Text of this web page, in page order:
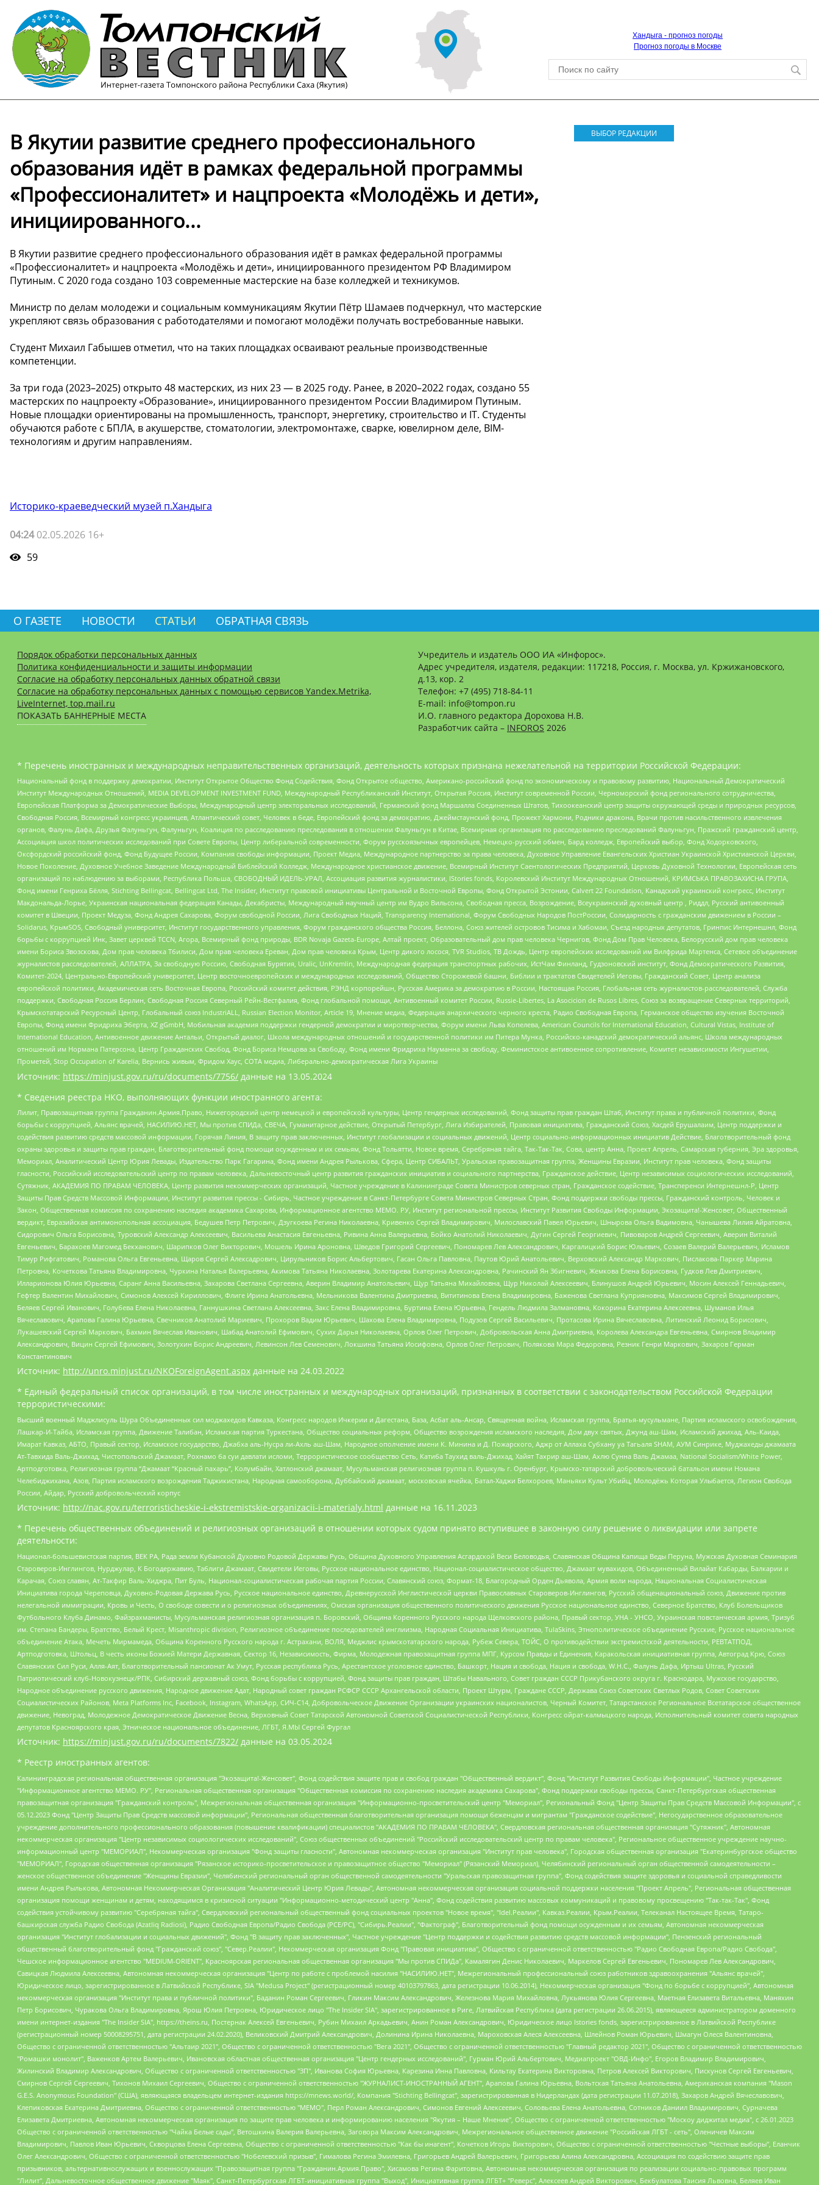
Хандыга - прогноз погоды
Прогноз погоды в Москве
В Якутии развитие среднего профессионального
образования идёт в рамках федеральной программы
«Профессионалитет» и нацпроекта «Молодёжь и дети»,
инициированного...
В Якутии развитие среднего профессионального образования идёт в рамках федеральной программы
«Профессионалитет» и нацпроекта «Молодёжь и дети», инициированного президентом РФ Владимиром
Путиным. С 2020 года создано 103 современные мастерские на базе колледжей и техникумов.
Министр по делам молодежи и социальным коммуникациям Якутии Пётр Шамаев подчеркнул, что мастерские
укрепляют связь образования с работодателями и помогают молодёжи получать востребованные навыки.
Студент Михаил Габышев отметил, что на таких площадках осваивают реальные производственные
компетенции.
За три года (2023–2025) открыто 48 мастерских, из них 23 — в 2025 году. Ранее, в 2020–2022 годах, создано 55
мастерских по нацпроекту «Образование», инициированного президентом России Владимиром Путиным.
Новые площадки ориентированы на промышленность, транспорт, энергетику, строительство и IT. Студенты
обучаются работе с БПЛА, в акушерстве, стоматологии, электромонтаже, сварке, ювелирном деле, BIM-
технологиям и другим направлениям.
Историко-краеведческий музей п.Хандыга
04:2402.05.2026 16+
59
ВЫБОР РЕДАКЦИИ
О ГАЗЕТЕ НОВОСТИ СТАТЬИ ОБРАТНАЯ СВЯЗЬ
Порядок обработки персональных данных
Политика конфиденциальности и защиты информации
Согласие на обработку персональных данных обратной связи
Согласие на обработку персональных данных с помощью сервисов Yandex.Metrika,
LiveInternet, top.mail.ru
ПОКАЗАТЬ БАННЕРНЫЕ МЕСТА
Учредитель и издатель ООО ИА «Инфорос».
Адрес учредителя, издателя, редакции: 117218, Россия, г. Москва, ул. Кржижановского,
д.13, кор. 2
Телефон: +7 (495) 718-84-11
E-mail: info@tompon.ru
И.О. главного редактора Дорохова Н.В.
Разработчик сайта – INFOROS 2026
* Перечень иностранных и международных неправительственных организаций, деятельность которых признана нежелательной на территории Российской Федерации:
Национальный фонд в поддержку демократии, Институт Открытое Общество Фонд Содействия, Фонд Открытое общество, Американо-российский фонд по экономическому и правовому развитию, Национальный Демократический
Институт Международных Отношений, MEDIA DEVELOPMENT INVESTMENT FUND, Международный Республиканский Институт, Открытая Россия, Институт современной России, Черноморский фонд регионального сотрудничества,
Европейская Платформа за Демократические Выборы, Международный центр электоральных исследований, Германский фонд Маршалла Соединенных Штатов, Тихоокеанский центр защиты окружающей среды и природных ресурсов,
Свободная Россия, Всемирный конгресс украинцев, Атлантический совет, Человек в беде, Европейский фонд за демократию, Джеймстаунский фонд, Прожект Хармони, Родники дракона, Врачи против насильственного извлечения
органов, Фалунь Дафа, Друзья Фалуньгун, Фалуньгун, Коалиция по расследованию преследования в отношении Фалуньгун в Китае, Всемирная организация по расследованию преследований Фалуньгун, Пражский гражданский центр,
Ассоциация школ политических исследований при Совете Европы, Центр либеральной современности, Форум русскоязычных европейцев, Немецко-русский обмен, Бард колледж, Европейский выбор, Фонд Ходорковского,
Оксфордский российский фонд, Фонд Будущее России, Компания свободы информации, Проект Медиа, Международное партнерство за права человека, Духовное Управление Евангельских Христиан Украинской Христианской Церкви,
Новое Поколение, Духовное Учебное Заведение Международный Библейский Колледж, Международное христианское движение, Всемирный Институт Саентологических Предприятий, Церковь Духовной Технологии, Европейская сеть
организаций по наблюдению за выборами, Республика Польша, СВОБОДНЫЙ ИДЕЛЬ-УРАЛ, Ассоциация развития журналистики, IStories fonds, Королевский Институт Международных Отношений, КРИМСЬКА ПРАВОЗАХИСНА ГРУПА,
Фонд имени Генриха Бёлля, Stichting Bellingcat, Bellingcat Ltd, The Insider, Институт правовой инициативы Центральной и Восточной Европы, Фонд Открытой Эстонии, Calvert 22 Foundation, Канадский украинский конгресс, Институт
Макдональда-Лорье, Украинская национальная федерация Канады, Декабристы, Международный научный центр им Вудро Вильсона, Свободная пресса, Возрождение, Всеукраинский духовный центр , Риддл, Русский антивоенный
комитет в Швеции, Проект Медуза, Фонд Андрея Сахарова, Форум свободной России, Лига Свободных Наций, Transparеncy International, Форум Свободных Народов ПостРоссии, Солидарность с гражданским движением в России –
Solidarus, КрымSOS, Свободный университет, Институт государственного управления, Форум гражданского общества Россия, Беллона, Союз жителей островов Тисима и Хабомаи, Съезд народных депутатов, Гринпис Интернешнл, Фонд
борьбы с коррупцией Инк, Завет церквей TCCN, Агора, Всемирный фонд природы, BDR Novaja Gazeta-Europe, Алтай проект, Образовательный дом прав человека Чернигов, Фонд Дом Прав Человека, Белорусский дом прав человека
имени Бориса Звозскова, Дом прав человека Тбилиси, Дом прав человека Ереван, Дом прав человека Крым, Центр дикого лосося, TVR Studios, ТВ Дождь, Центр европейских исследований им Вилфрида Мартенса, Сетевое объединение
журналистов расследователей, АЛЛАТРА, За свободную Россию, Свободная Бурятия, Uralic, UnKremlin, Международная федерация транспортных рабочих, ИстЧам Финланд, Гудзоновский институт, Фонд Демократического Развития,
Комитет-2024, Центрально-Европейский университет, Центр восточноевропейских и международных исследований, Общество Сторожевой башни, Библии и трактатов Свидетелей Иеговы, Гражданский Совет, Центр анализа
европейской политики, Академическая сеть Восточная Европа, Российский комитет действия, РЭНД корпорейшн, Русская Америка за демократию в России, Настоящая Россия, Глобальная сеть журналистов-расследователей, Служба
поддержки, Свободная Россия Берлин, Свободная Россия Северный Рейн-Вестфалия, Фонд глобальной помощи, Антивоенный комитет России, Russie-Libertes, La Asocicion de Rusos Libres, Союз за возвращение Северных территорий,
Крымскотатарский Ресурсный Центр, Глобальный союз IndustriALL, Russian Election Monitor, Article 19, Мнение медиа, Федерация анархического черного креста, Радио Свободная Европа, Германское общество изучения Восточной
Европы, Фонд имени Фридриха Эберта, XZ gGmbH, Мобильная академия поддержки гендерной демократии и миротворчества, Форум имени Льва Копелева, American Councils for International Education, Cultural Vistas, Institute of
International Education, Антивоенное движение Антальи, Открытый диалог, Школа международных отношений и государственной политики им Питера Мунка, Российско-канадский демократический альянс, Школа международных
отношений им Нормана Патерсона, Центр Гражданских Свобод, Фонд Бориса Немцова за Свободу, Фонд имени Фридриха Науманна за свободу, Феминистское антивоенное сопротивление, Комитет независимости Ингушетии,
Прометей, Stop Occupation of Karelia, Вернись живым, Фридом Хаус, СОТА медиа, Либерально-демократическая Лига Украины
Источник: https://minjust.gov.ru/ru/documents/7756/ данные на 13.05.2024
* Сведения реестра НКО, выполняющих функции иностранного агента:
Лилит, Правозащитная группа Гражданин.Армия.Право, Нижегородский центр немецкой и европейской культуры, Центр гендерных исследований, Фонд защиты прав граждан Штаб, Институт права и публичной политики, Фонд
борьбы с коррупцией, Альянс врачей, НАСИЛИЮ.НЕТ, Мы против СПИДа, СВЕЧА, Гуманитарное действие, Открытый Петербург, Лига Избирателей, Правовая инициатива, Гражданский Союз, Хасдей Ерушалаим, Центр поддержки и
содействия развитию средств массовой информации, Горячая Линия, В защиту прав заключенных, Институт глобализации и социальных движений, Центр социально-информационных инициатив Действие, Благотворительный фонд
охраны здоровья и защиты прав граждан, Благотворительный фонд помощи осужденным и их семьям, Фонд Тольятти, Новое время, Серебряная тайга, Так-Так-Так, Сова, центр Анна, Проект Апрель, Самарская губерния, Эра здоровья,
Мемориал, Аналитический Центр Юрия Левады, Издательство Парк Гагарина, Фонд имени Андрея Рылькова, Сфера, Центр СИБАЛЬТ, Уральская правозащитная группа, Женщины Евразии, Институт прав человека, Фонд защиты
гласности, Российский исследовательский центр по правам человека, Дальневосточный центр развития гражданских инициатив и социального партнерства, Гражданское действие, Центр независимых социологических исследований,
Сутяжник, АКАДЕМИЯ ПО ПРАВАМ ЧЕЛОВЕКА, Центр развития некоммерческих организаций, Частное учреждение в Калининграде Совета Министров северных стран, Гражданское содействие, Трансперенси Интернешнл-Р, Центр
Защиты Прав Средств Массовой Информации, Институт развития прессы - Сибирь, Частное учреждение в Санкт-Петербурге Совета Министров Северных Стран, Фонд поддержки свободы прессы, Гражданский контроль, Человек и
Закон, Общественная комиссия по сохранению наследия академика Сахарова, Информационное агентство МЕМО. РУ, Институт региональной прессы, Институт Развития Свободы Информации, Экозащита!-Женсовет, Общественный
вердикт, Евразийская антимонопольная ассоциация, Бедушев Петр Петрович, Дзугкоева Регина Николаевна, Кривенко Сергей Владимирович, Милославский Павел Юрьевич, Шнырова Ольга Вадимовна, Чанышева Лилия Айратовна,
Сидорович Ольга Борисовна, Туровский Александр Алексеевич, Васильева Анастасия Евгеньевна, Ривина Анна Валерьевна, Бойко Анатолий Николаевич, Дугин Сергей Георгиевич, Пивоваров Андрей Сергеевич, Аверин Виталий
Евгеньевич, Барахоев Магомед Бекханович, Шарипков Олег Викторович, Мошель Ирина Ароновна, Шведов Григорий Сергеевич, Пономарев Лев Александрович, Каргалицкий Борис Юльевич, Созаев Валерий Валерьевич, Исламов
Тимур Рифгатович, Романова Ольга Евгеньевна, Щаров Сергей Алексадрович, Цирульников Борис Альбертович, Гасан Ольга Павловна, Паутов Юрий Анатольевич, Верховский Александр Маркович, Пислакова-Паркер Марина
Петровна, Кочеткова Татьяна Владимировна, Чуркина Наталья Валерьевна, Акимова Татьяна Николаевна, Золотарева Екатерина Александровна, Рачинский Ян Збигневич, Жемкова Елена Борисовна, Гудков Лев Дмитриевич,
Илларионова Юлия Юрьевна, Саранг Анна Васильевна, Захарова Светлана Сергеевна, Аверин Владимир Анатольевич, Щур Татьяна Михайловна, Щур Николай Алексеевич, Блинушов Андрей Юрьевич, Мосин Алексей Геннадьевич,
Гефтер Валентин Михайлович, Симонов Алексей Кириллович, Флиге Ирина Анатольевна, Мельникова Валентина Дмитриевна, Вититинова Елена Владимировна, Баженова Светлана Куприяновна, Максимов Сергей Владимирович,
Беляев Сергей Иванович, Голубева Елена Николаевна, Ганнушкина Светлана Алексеевна, Закс Елена Владимировна, Буртина Елена Юрьевна, Гендель Людмила Залмановна, Кокорина Екатерина Алексеевна, Шуманов Илья
Вячеславович, Арапова Галина Юрьевна, Свечников Анатолий Мариевич, Прохоров Вадим Юрьевич, Шахова Елена Владимировна, Подузов Сергей Васильевич, Протасова Ирина Вячеславовна, Литинский Леонид Борисович,
Лукашевский Сергей Маркович, Бахмин Вячеслав Иванович, Шабад Анатолий Ефимович, Сухих Дарья Николаевна, Орлов Олег Петрович, Добровольская Анна Дмитриевна, Королева Александра Евгеньевна, Смирнов Владимир
Александрович, Вицин Сергей Ефимович, Золотухин Борис Андреевич, Левинсон Лев Семенович, Локшина Татьяна Иосифовна, Орлов Олег Петрович, Полякова Мара Федоровна, Резник Генри Маркович, Захаров Герман
Константинович
Источник: http://unro.minjust.ru/NKOForeignAgent.aspx данные на 24.03.2022
* Единый федеральный список организаций, в том числе иностранных и международных организаций, признанных в соответствии с законодательством Российской Федерации
террористическими:
Высший военный Маджлисуль Шура Объединенных сил моджахедов Кавказа, Конгресс народов Ичкерии и Дагестана, База, Асбат аль-Ансар, Священная война, Исламская группа, Братья-мусульмане, Партия исламского освобождения,
Лашкар-И-Тайба, Исламская группа, Движение Талибан, Исламская партия Туркестана, Общество социальных реформ, Общество возрождения исламского наследия, Дом двух святых, Джунд аш-Шам, Исламский джихад, Аль-Каида,
Имарат Кавказ, АБТО, Правый сектор, Исламское государство, Джабха аль-Нусра ли-Ахль аш-Шам, Народное ополчение имени К. Минина и Д. Пожарского, Аджр от Аллаха Субхану уа Тагьаля SHAM, АУМ Синрике, Муджахеды джамаата
Ат-Тавхида Валь-Джихад, Чистопольский Джамаат, Рохнамо ба суи давлати исломи, Террористическое сообщество Сеть, Катиба Таухид валь-Джихад, Хайят Тахрир аш-Шам, Ахлю Сунна Валь Джамаа, National Socialism/White Power,
Артподготовка, Религиозная группа “Джамаат “Красный пахарь”, Колумбайн, Хатлонский джамаат, Мусульманская религиозная группа п. Кушкуль г. Оренбург, Крымско-татарский добровольческий батальон имени Номана
Челебиджихана, Азов, Партия исламского возрождения Таджикистана, Народная самооборона, Дуббайский джамаат, московская ячейка, Батал-Хаджи Белхороев, Маньяки Культ Убийц, Молодёжь Которая Улыбается, Легион Свобода
России, Айдар, Русский добровольческий корпус
Источник: http://nac.gov.ru/terroristicheskie-i-ekstremistskie-organizacii-i-materialy.html данные на 16.11.2023
* Перечень общественных объединений и религиозных организаций в отношении которых судом принято вступившее в законную силу решение о ликвидации или запрете
деятельности:
Национал-большевистская партия, ВЕК РА, Рада земли Кубанской Духовно Родовой Державы Русь, Община Духовного Управления Асгардской Веси Беловодья, Славянская Община Капища Веды Перуна, Мужская Духовная Семинария
Староверов-Инглингов, Нурджулар, К Богодержавию, Таблиги Джамаат, Свидетели Иеговы, Русское национальное единство, Национал-социалистическое общество, Джамаат мувахидов, Объединенный Вилайат Кабарды, Балкарии и
Карачая, Союз славян, Ат-Такфир Валь-Хиджра, Пит Буль, Национал-социалистическая рабочая партия России, Славянский союз, Формат-18, Благородный Орден Дьявола, Армия воли народа, Национальная Социалистическая
Инициатива города Череповца, Духовно-Родовая Держава Русь, Русское национальное единство, Древнерусской Инглистической церкви Православных Староверов-Инглингов, Русский общенациональный союз, Движение против
нелегальной иммиграции, Кровь и Честь, О свободе совести и о религиозных объединениях, Омская организация общественного политического движения Русское национальное единство, Северное Братство, Клуб Болельщиков
Футбольного Клуба Динамо, Файзрахманисты, Мусульманская религиозная организация п. Боровский, Община Коренного Русского народа Щелковского района, Правый сектор, УНА - УНСО, Украинская повстанческая армия, Тризуб
им. Степана Бандеры, Братство, Белый Крест, Misanthropic division, Религиозное объединение последователей инглиизма, Народная Социальная Инициатива, TulaSkins, Этнополитическое объединение Русские, Русское национальное
объединение Атака, Мечеть Мирмамеда, Община Коренного Русского народа г. Астрахани, ВОЛЯ, Меджлис крымскотатарского народа, Рубеж Севера, ТОЙС, О противодействии экстремистской деятельности, РЕВТАТПОД,
Артподготовка, Штольц, В честь иконы Божией Матери Державная, Сектор 16, Независимость, Фирма, Молодежная правозащитная группа МПГ, Курсом Правды и Единения, Каракольская инициативная группа, Автоград Крю, Союз
Славянских Сил Руси, Алля-Аят, Благотворительный пансионат Ак Умут, Русская республика Русь, Арестантское уголовное единство, Башкорт, Нация и свобода, Нация и свобода, W.H.С., Фалунь Дафа, Иртыш Ultras, Русский
Патриотический клуб-Новокузнецк/РПК, Сибирский державный союз, Фонд борьбы с коррупцией, Фонд защиты прав граждан, Штабы Навального, Совет граждан СССР Прикубанского округа г. Краснодара, Мужское государство,
Народное объединение русского движения, Народное движение Адат, Народный совет граждан РСФСР СССР Архангельской области, Проект Штурм, Граждане СССР, Держава Союз Советских Светлых Родов, Совет Советских
Социалистических Районов, Meta Platforms Inc, Facebook, Instagram, WhatsApp, СИЧ-С14, Добровольческое Движение Организации украинских националистов, Черный Комитет, Татарстанское Региональное Всетатарское общественное
движение, Невоград, Молодежное Демократическое Движение Весна, Верховный Совет Татарской Автономной Советской Социалистической Республики, Конгресс ойрат-калмыцкого народа, Исполнительный комитет совета народных
депутатов Красноярского края, Этническое национальное объединение, ЛГБТ, Я.МЫ Сергей Фургал
Источник: https://minjust.gov.ru/ru/documents/7822/ данные на 03.05.2024
* Реестр иностранных агентов:
Калининградская региональная общественная организация "Экозащита!-Женсовет", Фонд содействия защите прав и свобод граждан "Общественный вердикт", Фонд "Институт Развития Свободы Информации", Частное учреждение "Информационное агентство МЕМО. РУ", Региональная общественная организация "Общественная комиссия по сохранению наследия академика Сахарова", Фонд поддержки свободы прессы, Санкт-Петербургская общественная правозащитная организация "Гражданский контроль", Межрегиональная общественная организация "Информационно-просветительский центр "Мемориал", Региональный Фонд "Центр Защиты Прав Средств Массовой Информации", с 05.12.2023 Фонд "Центр Защиты Прав Средств массовой информации", Региональная общественная благотворительная организация помощи беженцам и мигрантам "Гражданское содействие", Негосударственное образовательное учреждение дополнительного профессионального образования (повышение квалификации) специалистов "АКАДЕМИЯ ПО ПРАВАМ ЧЕЛОВЕКА", Свердловская региональная общественная организация "Сутяжник", Автономная некоммерческая организация "Центр независимых социологических исследований", Союз общественных объединений "Российский исследовательский центр по правам человека", Региональное общественное учреждение научно-информационный центр "МЕМОРИАЛ", Некоммерческая организация "Фонд защиты гласности", Автономная некоммерческая организация "Институт прав человека", Городская общественная организация "Екатеринбургское общество "МЕМОРИАЛ", Городская общественная организация "Рязанское историко-просветительское и правозащитное общество "Мемориал" (Рязанский Мемориал), Челябинский региональный орган общественной самодеятельности – женское общественное объединение "Женщины Евразии", Челябинский региональный орган общественной самодеятельности "Уральская правозащитная группа", Фонд содействия защите здоровья и социальной справедливости имени Андрея Рылькова, Автономная Некоммерческая Организация "Аналитический Центр Юрия Левады", Автономная некоммерческая организация социальной поддержки населения "Проект Апрель", Региональная общественная организация помощи женщинам и детям, находящимся в кризисной ситуации "Информационно-методический центр "Анна", Фонд содействия развитию массовых коммуникаций и правовому просвещению "Так-так-Так", Фонд содействия устойчивому развитию "Серебряная тайга", Свердловский региональный общественный фонд социальных проектов "Новое время", "Idel.Реалии", Кавказ.Реалии, Крым.Реалии, Телеканал Настоящее Время, Татаро-башкирская служба Радио Свобода (Azatliq Radiosi), Радио Свободная Европа/Радио Свобода (PCE/PC), "Сибирь.Реалии", "Фактограф", Благотворительный фонд помощи осужденным и их семьям, Автономная некоммерческая организация "Институт глобализации и социальных движений", Фонд "В защиту прав заключенных", Частное учреждение "Центр поддержки и содействия развитию средств массовой информации", Пензенский региональный общественный благотворительный фонд "Гражданский союз", "Север.Реалии", Некоммерческая организация Фонд "Правовая инициатива", Общество с ограниченной ответственностью "Радио Свободная Европа/Радио Свобода", Чешское информационное агентство "MEDIUM-ORIENT", Красноярская региональная общественная организация "Мы против СПИДа", Камалягин Денис Николаевич, Маркелов Сергей Евгеньевич, Пономарев Лев Александрович, Савицкая Людмила Алексеевна, Автономная некоммерческая организация "Центр по работе с проблемой насилия "НАСИЛИЮ.НЕТ", Межрегиональный профессиональный союз работников здравоохранения "Альянс врачей", Юридическое лицо, зарегистрированное в Латвийской Республике, SIA "Medusa Project" (регистрационный номер 40103797863, дата регистрации 10.06.2014), Некоммерческая организация "Фонд по борьбе с коррупцией", Автономная некоммерческая организация "Институт права и публичной политики", Баданин Роман Сергеевич, Гликин Максим Александрович, Железнова Мария Михайловна, Лукьянова Юлия Сергеевна, Маетная Елизавета Витальевна, Маняхин Петр Борисович, Чуракова Ольга Владимировна, Ярош Юлия Петровна, Юридическое лицо "The Insider SIA", зарегистрированное в Риге, Латвийская Республика (дата регистрации 26.06.2015), являющееся администратором доменного имени интернет-издания "The Insider SIA", https://theins.ru, Постернак Алексей Евгеньевич, Рубин Михаил Аркадьевич, Анин Роман Александрович, Юридическое лицо Istories fonds, зарегистрированное в Латвийской Республике (регистрационный номер 50008295751, дата регистрации 24.02.2020), Великовский Дмитрий Александрович, Долинина Ирина Николаевна, Мароховская Алеся Алексеевна, Шлейнов Роман Юрьевич, Шмагун Олеся Валентиновна, Общество с ограниченной ответственностью "Альтаир 2021", Общество с ограниченной ответственностью "Вега 2021", Общество с ограниченной ответственностью "Главный редактор 2021", Общество с ограниченной ответственностью "Ромашки монолит", Важенков Артем Валерьевич, Ивановская областная общественная организация "Центр гендерных исследований", Гурман Юрий Альбертович, Медиапроект "ОВД-Инфо", Егоров Владимир Владимирович, Жилинский Владимир Александрович, Общество с ограниченной ответственностью "ЗП", Иванова София Юрьевна, Карезина Инна Павловна, Кильтау Екатерина Викторовна, Петров Алексей Викторович, Пискунов Сергей Евгеньевич, Смирнов Сергей Сергеевич, Тихонов Михаил Сергеевич, Общество с ограниченной ответственностью "ЖУРНАЛИСТ-ИНОСТРАННЫЙ АГЕНТ", Арапова Галина Юрьевна, Вольтская Татьяна Анатольевна, Американская компания "Mason G.E.S. Anonymous Foundation" (США), являющаяся владельцем интернет-издания https://mnews.world/, Компания "Stichting Bellingcat", зарегистрированная в Нидерландах (дата регистрации 11.07.2018), Захаров Андрей Вячеславович, Клепиковская Екатерина Дмитриевна, Общество с ограниченной ответственностью "МЕМО", Перл Роман Александрович, Симонов Евгений Алексеевич, Соловьева Елена Анатольевна, Сотников Даниил Владимирович, Сурначева Елизавета Дмитриевна, Автономная некоммерческая организация по защите прав человека и информированию населения "Якутия – Наше Мнение", Общество с ограниченной ответственностью "Москоу диджитал медиа", с 26.01.2023 Общество с ограниченной ответственностью "Чайка Белые сады", Ветошкина Валерия Валерьевна, Заговора Максим Александрович, Межрегиональное общественное движение "Российская ЛГБТ - сеть", Оленичев Максим Владимирович, Павлов Иван Юрьевич, Скворцова Елена Сергеевна, Общество с ограниченной ответственностью "Как бы инагент", Кочетков Игорь Викторович, Общество с ограниченной ответственностью "Честные выборы", Еланчик Олег Александрович, Общество с ограниченной ответственностью "Нобелевский призыв", Гималова Регина Эмилевна, Григорьев Андрей Валерьевич, Григорьева Алина Александровна, Ассоциация по содействию защите прав призывников, альтернативнослужащих и военнослужащих "Правозащитная группа "Гражданин.Армия.Право", Хисамова Регина Фаритовна, Автономная некоммерческая организация по реализации социально-правовых программ "Лилит", Дальневосточное общественное движение "Маяк", Санкт-Петербургская ЛГБТ-инициативная группа "Выход", Инициативная группа ЛГБТ+ "Реверс", Алексеев Андрей Викторович, Бекбулатова Таисия Львовна, Беляев Иван Михайлович, Владыкина Елена Сергеевна, Гельман Марат Александрович, Никульшина Вероника Юрьевна, Толоконникова Надежда Андреевна, Шендерович Виктор Анатольевич, Общество с ограниченной ответственностью "Данное сообщение", Общество с ограниченной ответственностью Издательский дом "Новая глава", Айнбиндер Александра Александровна, Московский комьюнити-центр для ЛГБТ+инициатив, Благотворительный фонд развития филантропии, Deutsche Welle (Германия, Kurt-Schumacher-Strasse 3, 53113 Bonn), Борзунова Мария Михайловна, Воробьев Виктор Викторович, Голубева Анна Львовна, Константинова Алла Михайловна, Малкова Ирина Владимировна, Мурадов Мурад Абдулгалимович, Осетинская Елизавета Николаевна, Понасенков Евгений Николаевич, Ганапольский Матвей Юрьевич, Киселев Евгений Алексеевич, Борухович Ирина Григорьевна, Дремин Иван Тимофеевич, Дубровский Дмитрий Викторович, Красноярская региональная общественная организация поддержки и развития альтернативных образовательных технологий и межкультурных коммуникаций "ИНТЕРРА", Маяковская Екатерина Алексеевна, Фейгин Марк Захарович, Филимонов Андрей Викторович, Дзугкоева Регина Николаевна, Доброхотов Роман Александрович, Дудь Юрий Александрович, Елкин Сергей Владимирович, Кругликов Кирилл Игоревич, Сабунаева Мария Леонидовна, Семенов Алексей Владимирович, Шаинян Карен Багратович, Шульман Екатерина Михайловна, Асафьев Артур Валерьевич, Вахштайн Виктор Семенович, Венедиктов Алексей Алексеевич, Лушникова Екатерина Евгеньевна, Волков Леонид Михайлович, Невзоров Александр Глебович, Пархоменко Сергей Борисович, Сироткин Ярослав Николаевич, Кара-Мурза Владимир Владимирович, Баранова Наталья Владимировна, Гозман Леонид Яковлевич, Кагарлицкий Борис Юльевич, Климарев Михаил Валерьевич, Милов Владимир Станиславович, Автономная некоммерческая организация Краснодарский центр современного искусства "Типография", Моргенштерн Алишер Тагирович, Соболь Любовь Эдуардовна, Общество с ограниченной ответственностью "ЛИЗА НОРМ", Каспаров Гарри Кимович, Ходорковский Михаил Борисович, Общество с ограниченной ответственностью "Апрельские тезисы", Данилович Ирина Брониславовна, Кашин Олег Владимирович, Петров Николай Владимирович, Пивоваров Алексей Владимирович, Соколов Михаил Владимирович, Цветкова Юлия Владимировна, Чичваркин Евгений Александрович, Комитет против пыток/Команда против пыток, Общество с ограниченной ответственностью "Первый научный", Общество с ограниченной ответственностью "Вертолет и ко", Белоцерковская Вероника Борисовна, Кац Максим Евгеньевич, Лазарева Татьяна Юрьевна, Шаведдинов Руслан Табризович, Яшин Илья Валерьевич, Общество с ограниченной ответственностью "Иноагент ААВ", Алешковский Дмитрий Петрович, Альбац Евгения Марковна, Быков Дмитрий Львович, Галямина Юлия Евгеньевна, Лойко Сергей Леонидович, Мартынов Кирилл Константинович, Медведев Сергей Александрович, Крашенинников Федор Геннадиевич, Гордеева Катерина Вл